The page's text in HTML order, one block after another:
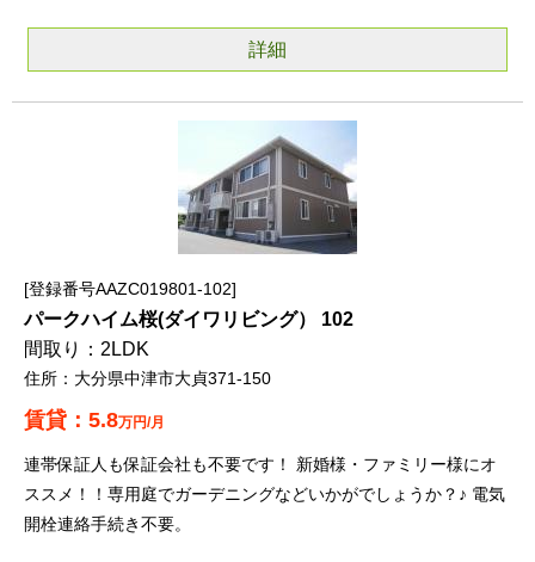
詳細
登録番号AAZC019801-102
パークハイム桜(ダイワリビング） 102
2LDK
大分県中津市大貞371-150
5.8万円/月
連帯保証人も保証会社も不要です！ 新婚様・ファミリー様にオ
ススメ！！専用庭でガーデニングなどいかがでしょうか？♪ 電気
開栓連絡手続き不要。